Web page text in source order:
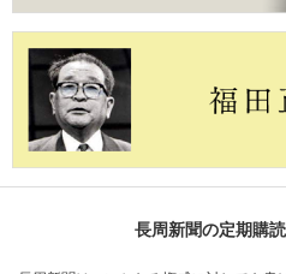
長周新聞の定期購